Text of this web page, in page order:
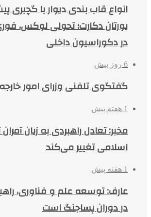
انواع قاب بندی دیوار با گچبری
یورتان دکارت؛ تحولی لوکس،
در دکوراسیون داخلی
6 روز پیش
گفتگوی تلفنی وزرای امور
1 هفته پیش
مخبر: تعادل راهبردی به زیان
اسلامی تغییر می‌کند
1 هفته پیش
عارف: توسعه علم و فناوری،
در دوران پساجنگ است